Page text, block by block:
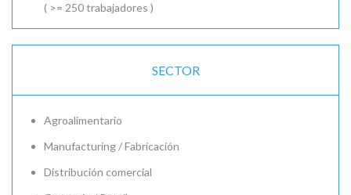
( >= 250 trabajadores )
SECTOR
Agroalimentario
Manufacturing / Fabricación
Distribución comercial